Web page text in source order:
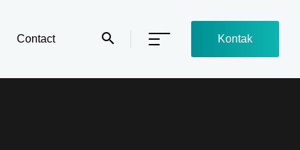
Contact Kontak